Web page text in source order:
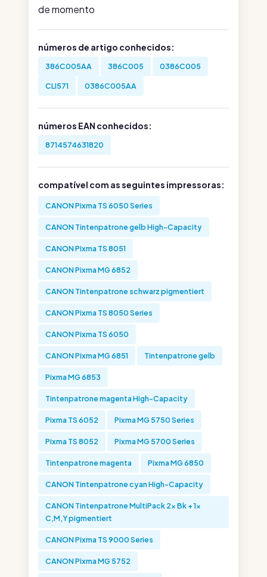
de momento
números de artigo conhecidos:
386C005AA 386C005 0386C005
CLI571 0386C005AA
números EAN conhecidos:
8714574631820
compatível com as seguintes impressoras:
CANON Pixma TS 6050 Series
CANON Tintenpatrone gelb High-Capacity
CANON Pixma TS 8051
CANON Pixma MG 6852
CANON Tintenpatrone schwarz pigmentiert
CANON Pixma TS 8050 Series
CANON Pixma TS 6050
CANON Pixma MG 6851 Tintenpatrone gelb
Pixma MG 6853
Tintenpatrone magenta High-Capacity
Pixma TS 6052 Pixma MG 5750 Series
Pixma TS 8052 Pixma MG 5700 Series
Tintenpatrone magenta Pixma MG 6850
CANON Tintenpatrone cyan High-Capacity
CANON Tintenpatrone MultiPack 2x Bk + 1x
C,M,Y pigmentiert
CANON Pixma TS 9000 Series
CANON Pixma MG 5752